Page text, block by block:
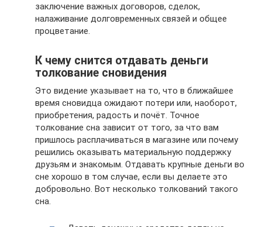
заключение важных договоров, сделок,
налаживание долговременных связей и общее
процветание.
К чему снится отдавать деньги
толкование сновидения
Это видение указывает на то, что в ближайшее
время сновидца ожидают потери или, наоборот,
приобретения, радость и почёт. Точное
толкование сна зависит от того, за что вам
пришлось расплачиваться в магазине или почему
решились оказывать материальную поддержку
друзьям и знакомым. Отдавать крупные деньги во
сне хорошо в том случае, если вы делаете это
добровольно. Вот несколько толкований такого
сна.